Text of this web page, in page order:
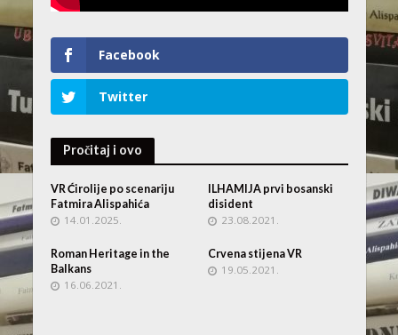
Facebook
Twitter
Pročitaj i ovo
VR Ćirolije po scenariju
Fatmira Alispahića
14.01.2025.
ILHAMIJA prvi bosanski
disident
23.08.2021.
Roman Heritage in the
Balkans
16.06.2021.
Crvena stijena VR
19.05.2021.